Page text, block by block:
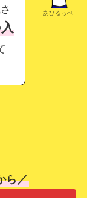
あひるっぺ
ら／